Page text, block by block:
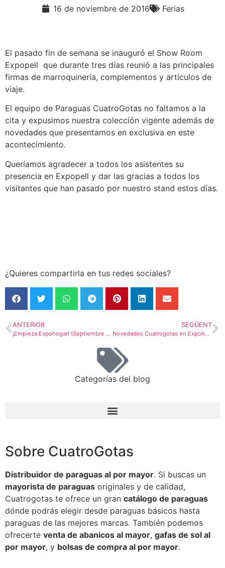
16 de noviembre de 2016 Ferias
El pasado fin de semana se inauguró el Show Room
Expopell que durante tres días reunió a las principales
firmas de marroquinería, complementos y artículos de
viaje.
El equipo de Paraguas CuatroGotas no faltamos a la
cita y expusimos nuestra colección vigente además de
novedades que presentamos en exclusiva en este
acontecimiento.
Queríamos agradecer a todos los asistentes su
presencia en Expopell y dar las gracias a todos los
visitantes que han pasado por nuestro stand estos días.
¿Quieres compartirla en tus redes sociales?
ANTERIOR
¡Empieza Expohogar! (Septiembre 2016)
SEGÜENT
Novedades Cuatrogotas en Expohogar Primavera 2017
Categorías del blog
Sobre CuatroGotas
Distribuidor de paraguas al por mayor. Si buscas un
mayorista de paraguas originales y de calidad,
Cuatrogotas te ofrece un gran catálogo de paraguas
dónde podrás elegir desde paraguas básicos hasta
paraguas de las mejores marcas. También podemos
ofrecerte venta de abanicos al mayor, gafas de sol al
por mayor, y bolsas de compra al por mayor.